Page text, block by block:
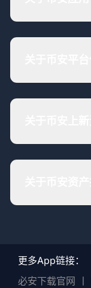
更多App链接：
必安下载官网